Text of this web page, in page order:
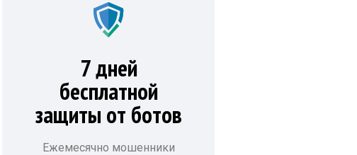
7 дней
бесплатной
защиты от ботов
Ежемесячно мошенники